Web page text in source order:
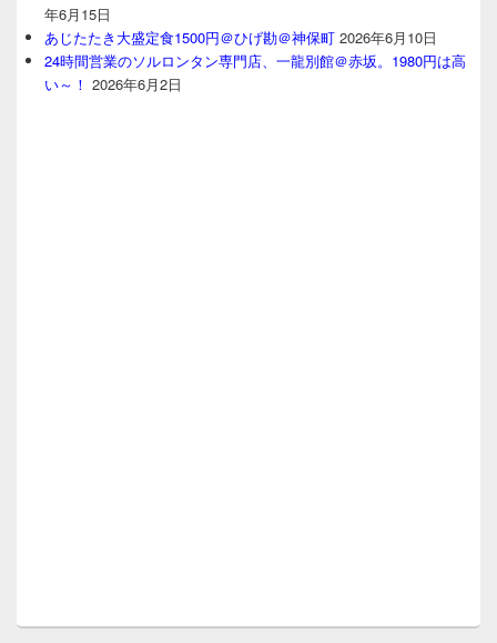
年6月15日
あじたたき大盛定食1500円＠ひげ勘＠神保町 2026年6月10日
24時間営業のソルロンタン専門店、一龍別館＠赤坂。1980円は高
い～！ 2026年6月2日